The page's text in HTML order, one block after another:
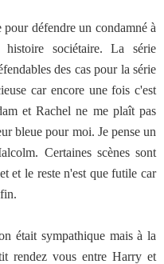
défendre un condamné à
sociétaire. La série
des cas pour la série
car encore une fois c'est
et Rachel ne me plaît pas
bleue pour moi. Je pense un
Certaines scènes sont
et le reste n'est que futile car
était sympathique mais à la
rendez vous entre Harry et